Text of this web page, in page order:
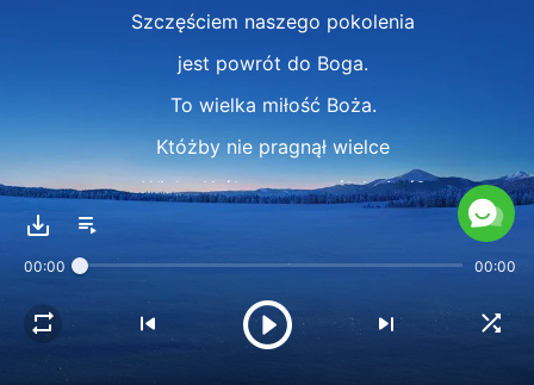
Szczęściem naszego pokolenia
jest powrót do Boga.
To wielka miłość Boża.
Któżby nie pragnął wielce
w Wieku Królestwa wspólnie żyć?
Któż nie zapragnąłby?
Przez sąd Boży
my, podbici
00:00 00:00